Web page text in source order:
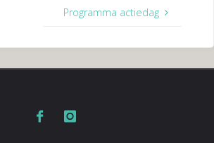
Programma actiedag